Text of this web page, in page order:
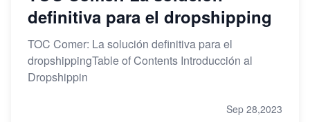
definitiva para el dropshipping
TOC Comer: La solución definitiva para el
dropshippingTable of Contents Introducción al
Dropshippin
Sep 28,2023